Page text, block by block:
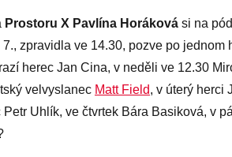
Prostoru X Pavlína Horáková si na
7., zpravidla ve 14.30, pozve po
herec Jan Cina, v neděli ve 12.30
velvyslanec Matt Field, v úterý herci
Petr Uhlík, ve čtvrtek Bára Basiková, v